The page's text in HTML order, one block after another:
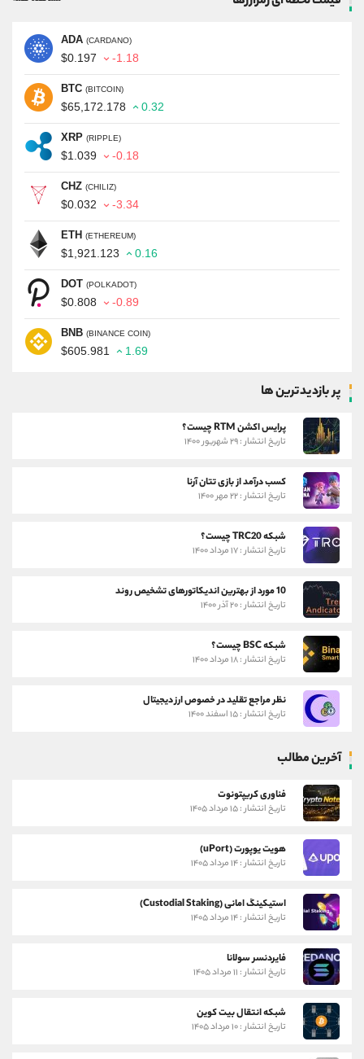
ADA (CARDANO)
$0.197 -1.18
BTC (BITCOIN)
$65,172.178 0.32
XRP (RIPPLE)
$1.039 -0.18
CHZ (CHILIZ)
$0.032 -3.34
ETH (ETHEREUM)
$1,921.123 0.16
DOT (POLKADOT)
$0.808 -0.89
BNB (BINANCE COIN)
$605.981 1.69
پر بازدیدترین ها
پرایس اکشن RTM چیست؟
تاریخ انتشار : ۲۹ شهریور ۱۴۰۰
کسب درآمد از بازی تتان آرنا
تاریخ انتشار : ۲۲ مهر ۱۴۰۰
شبکه TRC20 چیست؟
تاریخ انتشار : ۱۷ مرداد ۱۴۰۰
10 مورد از بهترین اندیکاتورهای تشخیص روند
تاریخ انتشار : ۲۰ آذر ۱۴۰۰
شبکه BSC چیست؟
تاریخ انتشار : ۱۸ مرداد ۱۴۰۰
نظر مراجع تقلید در خصوص ارز دیجیتال
تاریخ انتشار : ۱۵ اسفند ۱۴۰۰
آخرین مطالب
فناوری کریپتونوت
تاریخ انتشار : ۱۵ مرداد ۱۴۰۵
هویت یوپورت (uPort)
تاریخ انتشار : ۱۴ مرداد ۱۴۰۵
استیکینگ امانی (Custodial Staking)
تاریخ انتشار : ۱۴ مرداد ۱۴۰۵
فایردنسر سولانا
تاریخ انتشار : ۱۱ مرداد ۱۴۰۵
شبکه انتقال بیت کوین
تاریخ انتشار : ۱۰ مرداد ۱۴۰۵